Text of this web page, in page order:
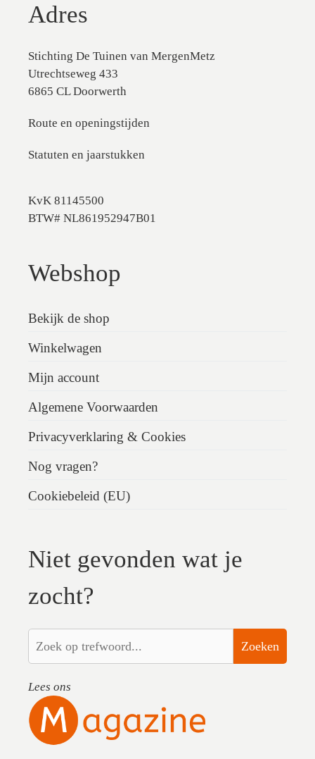
Adres
Stichting De Tuinen van MergenMetz
Utrechtseweg 433
6865 CL Doorwerth
Route en openingstijden
Statuten en jaarstukken
KvK 81145500
BTW# NL861952947B01
Webshop
Bekijk de shop
Winkelwagen
Mijn account
Algemene Voorwaarden
Privacyverklaring & Cookies
Nog vragen?
Cookiebeleid (EU)
Niet gevonden wat je
zocht?
Zoeken
Lees ons